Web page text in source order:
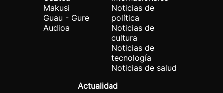
Makusi
Guau - Gure
Audioa
Noticias de
política
Noticias de
cultura
Noticias de
tecnología
Noticias de salud
Actualidad